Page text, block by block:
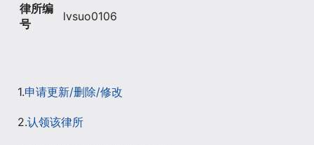
律所编
号
lvsuo0106
1.申请更新/删除/修改
2.认领该律所